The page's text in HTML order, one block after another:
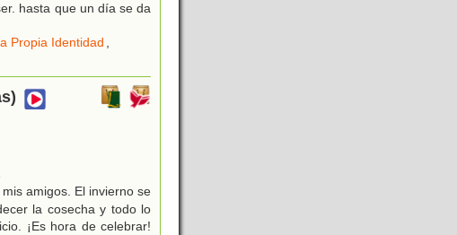
hasta que un día se da
Propia Identidad ,
amigos. El invierno se
la cosecha y todo lo
¡Es hora de celebrar!